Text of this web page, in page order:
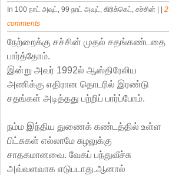
In 100 நாட் அவுட், 99 நாட் அவுட், கிரிக்கெட், சச்சின் |2
comments
நேற்றைக்கு சச்சின் முதல் சதங்கண்டதை
பார்த்தோம்.
இன்று அவர் 1992ல் ஆஸ்திரேலிய
அணிக்கு எதிரான தொடரில் இரண்டு
சதங்கள் அடித்தது பற்றிப் பார்ப்போம்.
நம்ம இந்திய துணைக் கண்டத்தில் உள்ள
பிட்சுகள் எல்லாமே சுழலுக்கு
சாதகமானவை. வேகப் பந்துவீச்சு
அவ்வளவாக எடுபடாது.ஆனால்